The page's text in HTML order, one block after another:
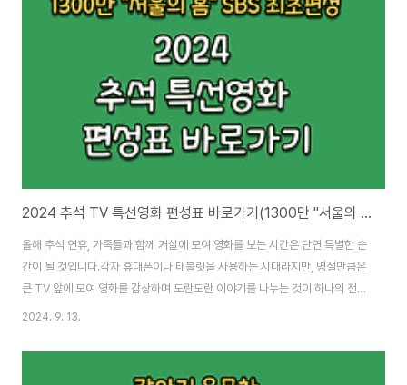
찾기 바로가기 가장 긴급한 상황에서 필요한 곳은 응급실입니다.추석 연휴 동
안 전국 407개의 응급실이 매일 24시간 운영됩니다.언제든지 응급 상황이 발
생하면 가까운 응급실에서 진..
2024 추석 TV 특선영화 편성표 바로가기(1300만 "서울의 봄" SBS 최초편성)
올해 추석 연휴, 가족들과 함께 거실에 모여 영화를 보는 시간은 단연 특별한 순
간이 될 것입니다.각자 휴대폰이나 태블릿을 사용하는 시대라지만, 명절만큼은
큰 TV 앞에 모여 영화를 감상하며 도란도란 이야기를 나누는 것이 하나의 전통
입니다. 방송사들은 명절에 맞춰 온 가족이 즐길 수 있는 영화를 엄선해 방영합
영화 편성표를 소개합니다. 참고로 방송 일정은 변경될 수 있으니 최신 편성표
확인은 필수입니다.9월 13일 금요일tvN 도그데이즈 | 오후 20:40강아지들이
2024. 9. 13.